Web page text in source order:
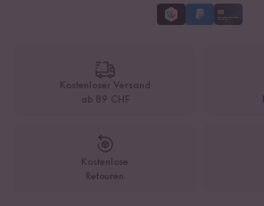
Kostenloser Versand
ab 89 CHF
Kostenlose
Retouren